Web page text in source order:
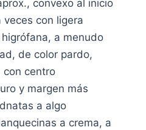
convexo al inicio
con ligera
a menudo
de color pardo,
con centro
y margen más
a algo
a crema, a